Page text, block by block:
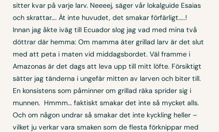
sitter kvar på varje larv. Neeeej, säger vår lokalguide Esaias
och skrattar…. Ät inte huvudet, det smakar förfärligt…..!
Innan jag åkte iväg till Ecuador slog jag vad med mina två
döttrar där hemma: Om mamma äter grillad larv är det slut
med att peta i maten vid middagsbordet. Väl framme i
Amazonas är det dags att leva upp till mitt löfte. Försiktigt
sätter jag tänderna i ungefär mitten av larven och biter till.
En konsistens som påminner om grillad räka sprider sig i
munnen. Hmmm… faktiskt smakar det inte så mycket alls.
Och om någon undrar så smakar det inte kyckling heller –
vilket ju verkar vara smaken som de flesta förknippar med